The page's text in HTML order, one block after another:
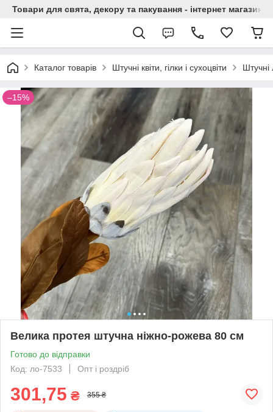
Товари для свята, декору та пакування - інтернет магазин
Каталог товарів Штучні квіти, гілки і сухоцвіти Штучні
–15%
Велика протея штучна ніжно-рожева 80 см
Готово до відправки
Код: ло-7533
Опт і роздріб
301,75 ₴ 355 ₴